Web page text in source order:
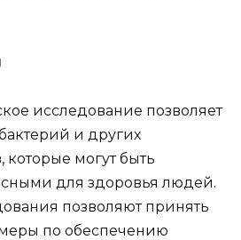
исследование позволяет
и других
могут быть
для здоровья людей.
позволяют принять
по обеспечению